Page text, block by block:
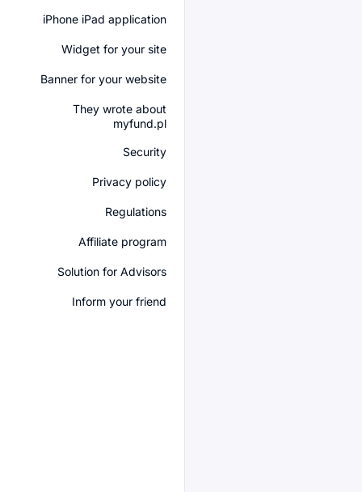
iPhone iPad application
Widget for your site
Banner for your website
They wrote about
myfund.pl
Security
Privacy policy
Regulations
Affiliate program
Solution for Advisors
Inform your friend